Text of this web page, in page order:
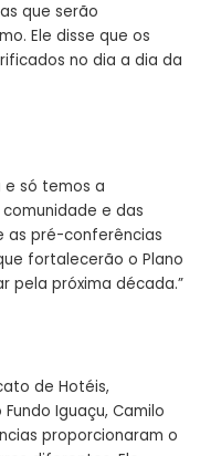
que serão
Ele disse que os
no dia a dia da
e só temos a
e das
as pré-conferências
fortalecerão o Plano
pela próxima década.”
de Hotéis,
Iguaçu, Camilo
proporcionaram o